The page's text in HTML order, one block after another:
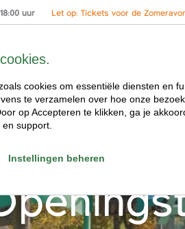
uur Let op: Tickets voor de
cookies om essentiële diensten en
te verzamelen over hoe onze
op Accepteren te klikken, ga je
support.
Instellingen beheren